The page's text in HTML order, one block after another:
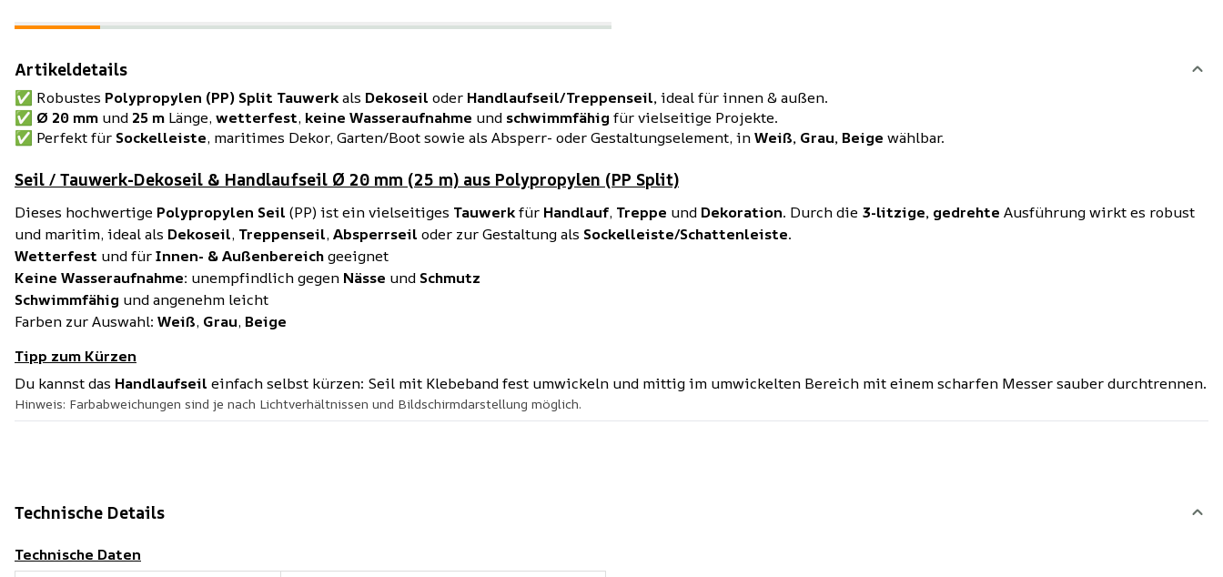
Artikeldetails
✅ Robustes Polypropylen (PP) Split Tauwerkals Dekoseil oderHandlaufseil/Treppenseil,ideal für innen & außen.
✅ Ø 20 mm und 25 m Länge, wetterfest, keine Wasseraufnahme und schwimmfähigfür vielseitige Projekte.
✅ Perfekt für Sockelleiste, maritimes Dekor, Garten/Boot sowie als Absperr- oder Gestaltungselement, inWeiß, Grau, Beige wählbar.
Seil / Tauwerk-Dekoseil & Handlaufseil Ø 20 mm (25 m) aus Polypropylen (PP Split)
Dieses hochwertige Polypropylen Seil (PP) ist ein vielseitiges TauwerkfürHandlauf, Treppe und Dekoration. Durch die 3-litzige, gedrehte Ausführung wirkt es robust
und maritim, ideal als Dekoseil, Treppenseil, Absperrseil oder zur Gestaltung als Sockelleiste/Schattenleiste.
Wetterfest und fürInnen- & Außenbereichgeeignet
Keine Wasseraufnahme: unempfindlich gegenNässe und Schmutz
Schwimmfähig und angenehm leicht
Farben zur Auswahl: Weiß, Grau, Beige
Tipp zum Kürzen
Du kannst das Handlaufseil einfach selbst kürzen: Seil mit Klebeband fest umwickeln und mittig im umwickelten Bereich mit einem scharfen Messer sauber durchtrennen.
Hinweis: Farbabweichungen sind je nach Lichtverhältnissen und Bildschirmdarstellung möglich.
Technische Details
Technische Daten